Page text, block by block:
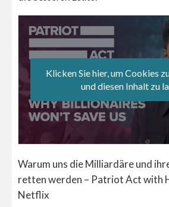
Klicken Sie hier, um Cookies
und diesen Inhalt zu
Warum uns die Milliardäre und
retten werden – Patriot Act with
Netflix